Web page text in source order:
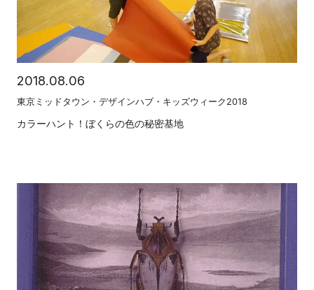
2018.08.06
東京ミッドタウン・デザインハブ・キッズウィーク2018
カラーハント！ぼくらの色の秘密基地